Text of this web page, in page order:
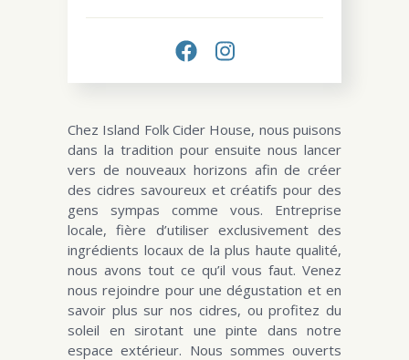
Chez Island Folk Cider House, nous puisons
dans la tradition pour ensuite nous lancer
vers de nouveaux horizons afin de créer
des cidres savoureux et créatifs pour des
gens sympas comme vous. Entreprise
locale, fière d’utiliser exclusivement des
ingrédients locaux de la plus haute qualité,
nous avons tout ce qu’il vous faut. Venez
nous rejoindre pour une dégustation et en
savoir plus sur nos cidres, ou profitez du
soleil en sirotant une pinte dans notre
espace extérieur. Nous sommes ouverts